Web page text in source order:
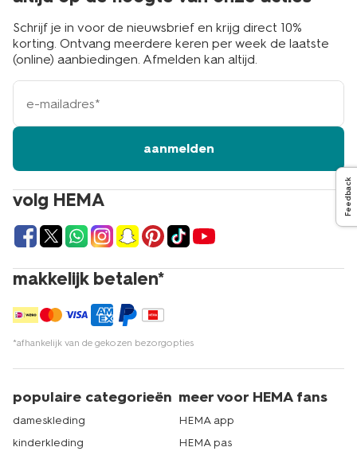
volg HEMA
makkelijk betalen*
*afhankelijk van de gekozen bezorgopties
Schrijf je in voor de nieuwsbrief en krijg direct 10%
korting. Ontvang meerdere keren per week de laatste
(online) aanbiedingen. Afmelden kan altijd.
e-
mailadres
aanmelden
populaire categorieën
dameskleding
kinderkleding
meer voor HEMA fans
HEMA app
HEMA pas
Feedback